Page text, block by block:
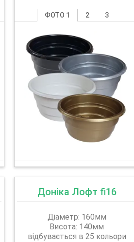
ФОТО 1 2 3
Доніка Лофт fi16
Діаметр: 160мм
Висота: 140мм
відбувається в 25 кольори